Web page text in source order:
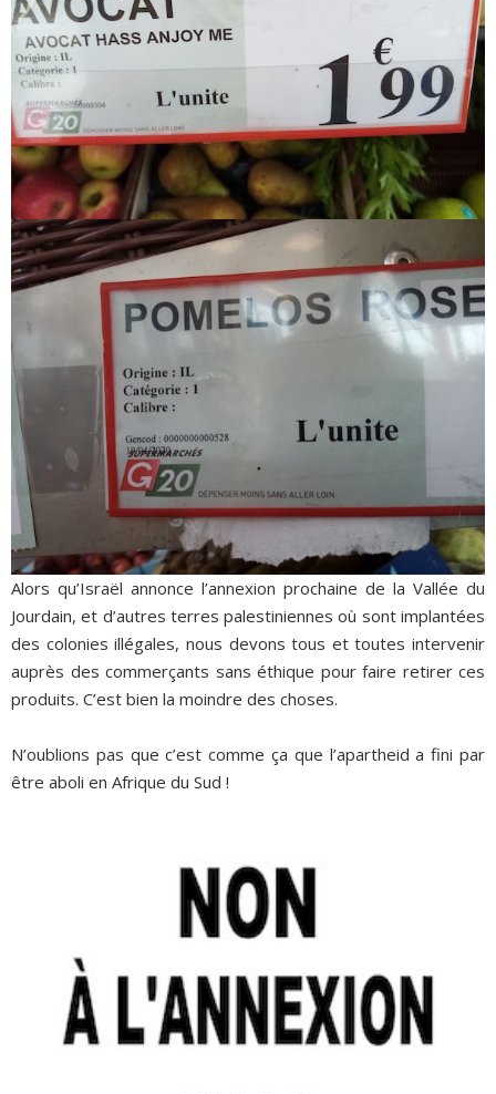
Alors qu’Israël annonce l’annexion prochaine de la Vallée du
Jourdain, et d’autres terres palestiniennes où sont implantées
des colonies illégales, nous devons tous et toutes intervenir
auprès des commerçants sans éthique pour faire retirer ces
produits. C’est bien la moindre des choses.
N’oublions pas que c’est comme ça que l’apartheid a fini par
être aboli en Afrique du Sud !